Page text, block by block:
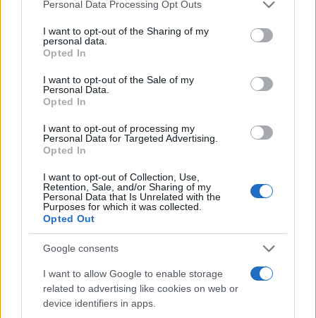
not limited to your visit or usage behaviour. You may click to
grant or deny consent to Google and its third-party tags to
use your data for below specified purposes in below Google
consent section.
Personal Data Processing Opt Outs
I want to opt-out of the Sharing of my
personal data.
Opted In
I want to opt-out of the Sale of my
Personal Data.
Opted In
I want to opt-out of processing my
Personal Data for Targeted Advertising.
Opted In
I want to opt-out of Collection, Use,
Retention, Sale, and/or Sharing of my
Personal Data that Is Unrelated with the
Purposes for which it was collected.
Opted Out
Google consents
I want to allow Google to enable storage
related to advertising like cookies on web or
device identifiers in apps.
κάτι θα πρέπει και οι δύο να έχουν κάποια κοινά. Δεν γίνεται να
και εσύ να περιμένεις να σου απαντήσουν μετά από μήνες. Ούτε
γίνεται να συνεργαστούν άλλου με εμάς που αυτό που λένε
ελληνικό δημόσιο θα το κάνει κάποτε.
georgosk 28 Ιανουαρίου 2019 17:53 #72932
Μην ξεχνάμε και το Tejas …..άλλη μεγάλη “επιτυχία”….
Reply